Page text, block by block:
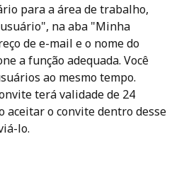
para a área de trabalho,
na aba "Minha
de e-mail e o nome do
a função adequada. Você
ao mesmo tempo.
terá validade de 24
aceitar o convite dentro desse
lo.